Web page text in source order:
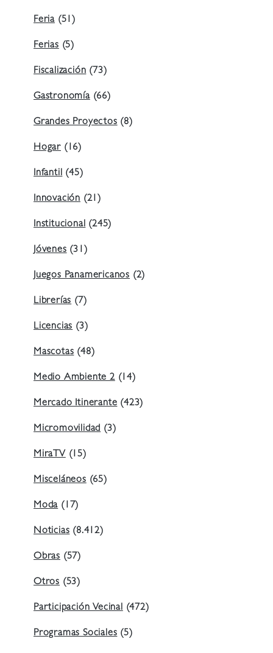
Feria (51)
Ferias (5)
Fiscalización (73)
Gastronomía(66)
Grandes Proyectos (8)
Hogar (16)
Infantil (45)
Innovación (21)
Institucional (245)
Jóvenes (31)
Juegos Panamericanos (2)
Librerías (7)
Licencias (3)
Mascotas (48)
Medio Ambiente 2(14)
Mercado Itinerante (423)
Micromovilidad (3)
MiraTV (15)
Misceláneos (65)
Moda (17)
Noticias (8.412)
Obras (57)
Otros (53)
Participación Vecinal (472)
Programas Sociales (5)